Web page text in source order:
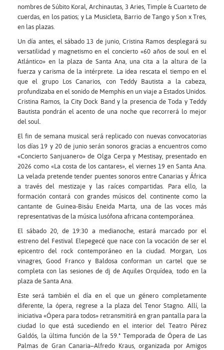
nombres de Súbito Koral, Archinautas, 3 Aries, Timple & Cuarteto de
cuerdas, en los patios; y La Musicleta, Barrio de Tango y Son x Tres,
en las plazas.
Un día antes, el sábado 13 de junio, Cristina Ramos desplegará su
versatilidad y magnetismo en el concierto «60 años de soul en el
Atlántico» en la plaza de Santa Ana, una cita a la altura de la
fuerza y carisma de la intérprete. La idea rescata el tiempo en el
que el grupo Los Canarios, con Teddy Bautista a la cabeza,
profundizaba en el sonido de Memphis en un viaje a Estados Unidos.
Cristina Ramos, la City Dock Band y la presencia de Toda y Teddy
Bautista pondrán el acento de una noche que recorrerá lo mejor
del soul.
El fin de semana musical será replicado con nuevas convocatorias
los días 19 y 20 de junio serán sonoros gracias a encuentros como
«Concierto Sanjuanero» de Olga Cerpa y Mestisay, presentado en
2026 como «La costa de los cantares», el viernes 19 en Santa Ana.
La velada pretende tender puentes sonoros entre Canarias y África
a través del mestizaje y las raíces compartidas. Para ello, la
formación contará con grandes músicos del continente como la
cantante de Guinea-Bisáu Eneida Marta, una de las voces más
representativas de la música lusófona africana contemporánea.
El sábado 20, de 19:30 a medianoche, estará marcado por el
estreno del Festival Elepegecé que nace con la vocación de ser el
epicentro del rock contemporáneo en la ciudad. Morgan, Los
vinagres, Good Franco y Baldosa conforman un cartel que se
completa con las sesiones de dj de Aquiles Orquídea, todo en la
plaza de Santa Ana.
Este será también el día en el que un género completamente
diferente, la ópera, regrese a la plaza del Tenor Stagno. Allí, la
iniciativa «Ópera para todos» retransmitirá en gran pantalla para la
ciudad lo que está sucediendo en el interior del Teatro Pérez
Galdós, la última función de la 59.ª Temporada de Ópera de Las
Palmas de Gran Canaria–Alfredo Kraus, organizada por Amigos